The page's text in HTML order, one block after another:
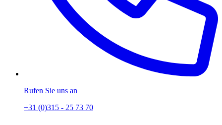
Rufen Sie uns an
+31 (0)315 - 25 73 70